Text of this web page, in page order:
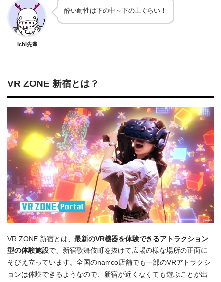
Ichi先輩
酔い耐性は下の中～下の上ぐらい！
VR ZONE 新宿とは？
VR ZONE 新宿とは、 最新のVR機器を体験できるアトラクション
型の体験施設で、新宿歌舞伎町を抜けて広場の様な場所の正面に
そびえ立っています。全国のnamco店舗でも一部のVRアトラクシ
ョンは体験できるようなので、新宿が近くなくても遊ぶことが出